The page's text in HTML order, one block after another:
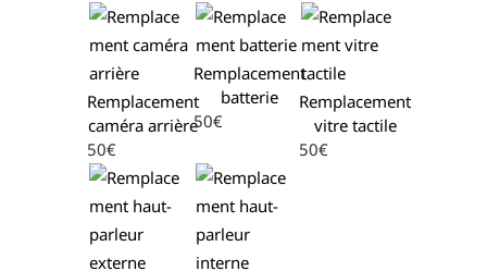
Remplacement
caméra arrière
50€
Remplacement
batterie
50€
Remplacement
vitre tactile
50€